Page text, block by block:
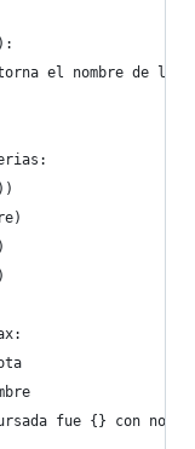
el nombre de la
fue {} con nota